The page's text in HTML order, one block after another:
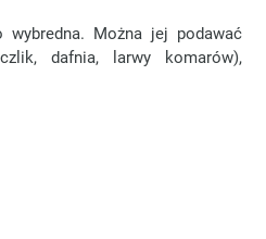
wybredna. Można jej podawać
dafnia, larwy komarów),